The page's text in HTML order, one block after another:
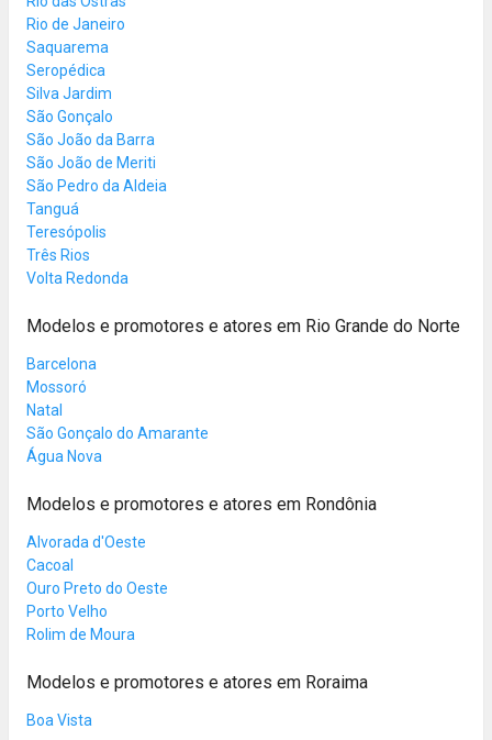
Rio de Janeiro
Saquarema
Seropédica
Silva Jardim
São Gonçalo
São João da Barra
São João de Meriti
São Pedro da Aldeia
Tanguá
Teresópolis
Três Rios
Volta Redonda
Modelos e promotores e atores em Rio Grande do Norte
Barcelona
Mossoró
Natal
São Gonçalo do Amarante
Água Nova
Modelos e promotores e atores em Rondônia
Alvorada d'Oeste
Cacoal
Ouro Preto do Oeste
Porto Velho
Rolim de Moura
Modelos e promotores e atores em Roraima
Boa Vista